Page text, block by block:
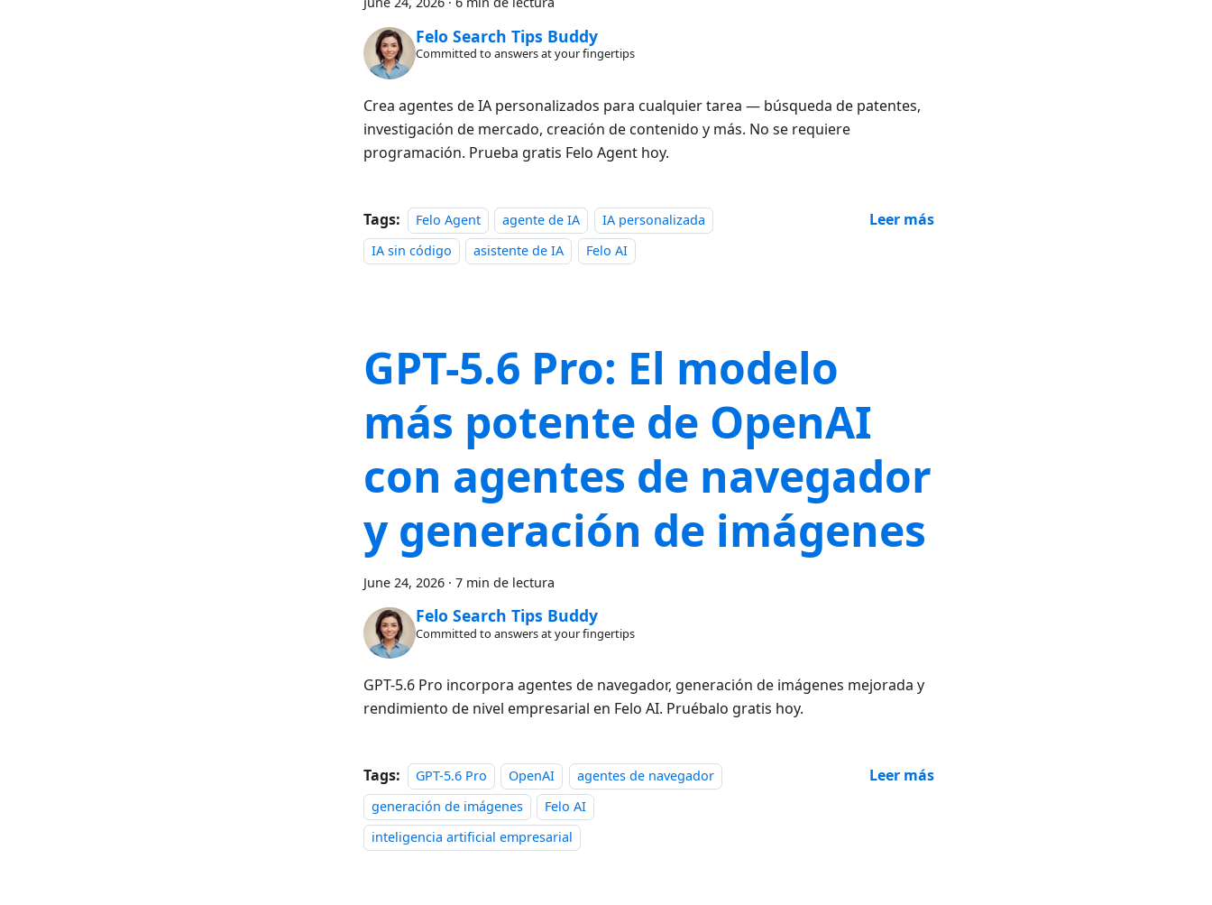
Felo Search Tips Buddy
Committed to answers at your fingertips
Crea agentes de IA personalizados para cualquier tarea — búsqueda de patentes,
investigación de mercado, creación de contenido y más. No se requiere
programación. Prueba gratis Felo Agent hoy.
Tags: Felo Agent agente de IA
IA personalizada
IA sin código
asistente de IA Felo AI
Leer más
GPT-5.6 Pro: El modelo
más potente de OpenAI
con agentes de navegador
y generación de imágenes
June 24, 2026 · 7 min de lectura
Felo Search Tips Buddy
Committed to answers at your fingertips
GPT-5.6 Pro incorpora agentes de navegador, generación de imágenes mejorada y
rendimiento de nivel empresarial en Felo AI. Pruébalo gratis hoy.
Tags: GPT-5.6 Pro OpenAI
agentes de navegador
generación de imágenes
Felo AI
inteligencia artificial empresarial
Leer más